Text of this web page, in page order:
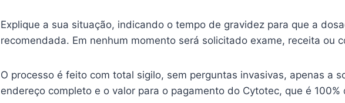
Explique a sua situação, indicando o tempo de gravidez para que a
recomendada. Em nenhum momento será solicitado exame, receita ou
O processo é feito com total sigilo, sem perguntas invasivas, apenas a
endereço completo e o valor para o pagamento do Cytotec, que é 100%